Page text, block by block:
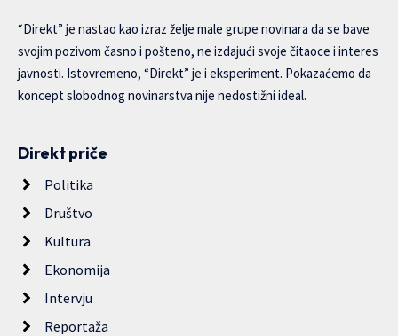
“Direkt” je nastao kao izraz želje male grupe novinara da se bave
svojim pozivom časno i pošteno, ne izdajući svoje čitaoce i interes
javnosti. Istovremeno, “Direkt” je i eksperiment. Pokazaćemo da
koncept slobodnog novinarstva nije nedostižni ideal.
Direkt priče
Politika
Društvo
Kultura
Ekonomija
Intervju
Reportaža